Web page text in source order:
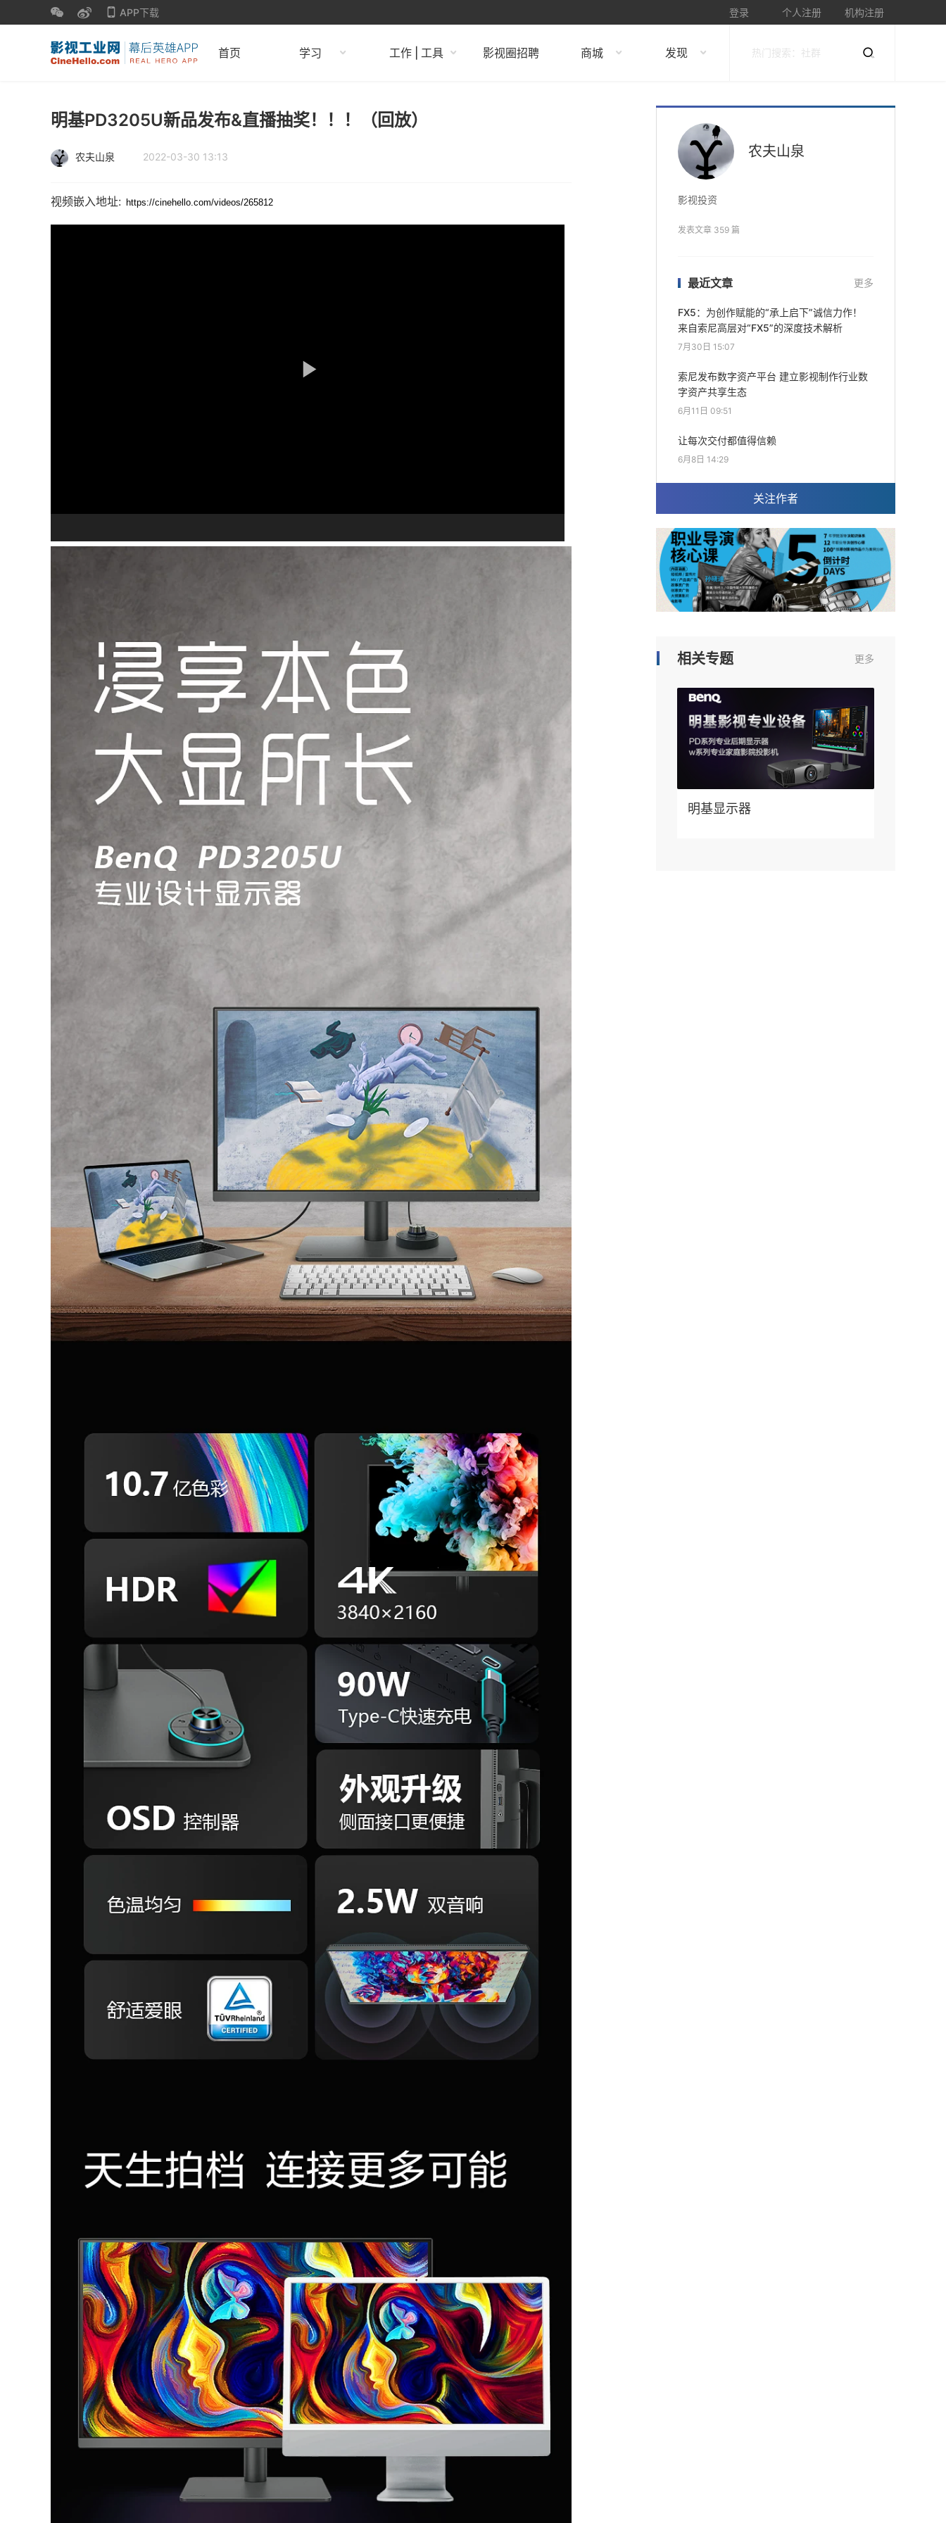
APP下载 登录 个人注册 机构注册
首页 学习 工作 | 工具 影视圈招聘 商城 发现
明基PD3205U新品发布&直播抽奖！！！（回放）
农夫山泉 2022-03-30 13:13
视频嵌入地址:
农夫山泉
影视投资
发表文章 359 篇
最近文章 更多
FX5：为创作赋能的“承上启下”诚信力作！
来自索尼高层对“FX5”的深度技术解析
7月30日 15:07
索尼发布数字资产平台 建立影视制作行业数
字资产共享生态
6月11日 09:51
让每次交付都值得信赖
6月8日 14:29
关注作者
相关专题 更多
明基显示器